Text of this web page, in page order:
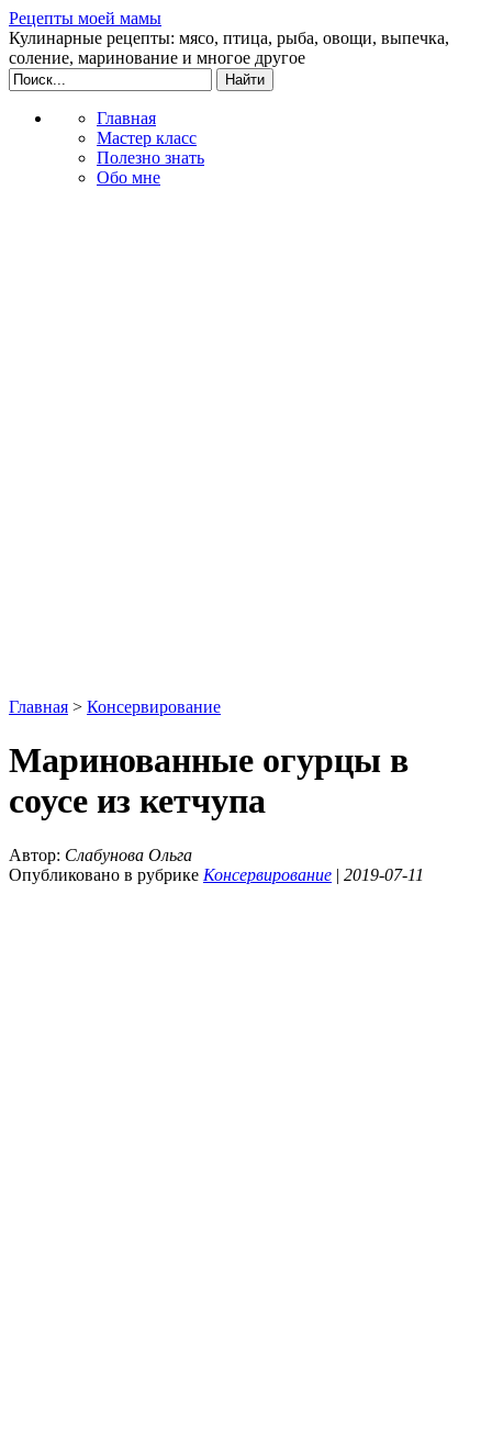
Рецепты моей мамы
Кулинарные рецепты: мясо, птица, рыба, овощи, выпечка,
соление, маринование и многое другое
Главная
Мастер класс
Полезно знать
Обо мне
Главная > Консервирование
Маринованные огурцы в
соусе из кетчупа
Автор: Слабунова Ольга
Опубликовано в рубрике Консервирование | 2019-07-11